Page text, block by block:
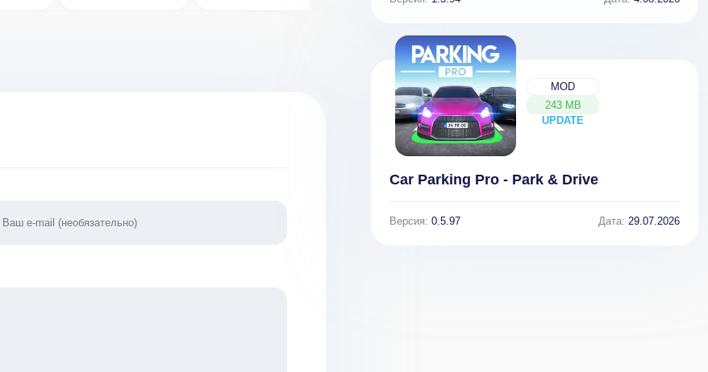
MOD
243 MB
UPDATE
NEW
Car Parking Pro - Park & Drive
Версия: 0.5.97 Дата: 29.07.2026